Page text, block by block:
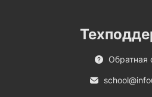
Обратная